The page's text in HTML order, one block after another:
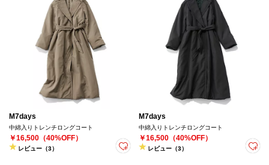
M7days
中綿入りトレンチロングコート
￥16,500（40%OFF）
レビュー（3）
M7days
中綿入りトレンチロングコート
￥16,500（40%OFF）
レビュー（3）